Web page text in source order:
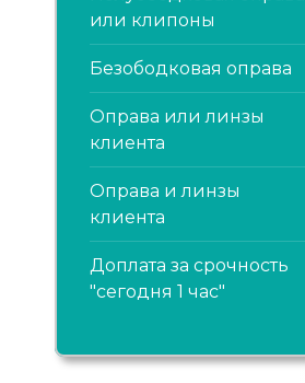
или клипоны
Безободковая оправа
Оправа или линзы
клиента
Оправа и линзы
клиента
Доплата за срочность
"сегодня 1 час"